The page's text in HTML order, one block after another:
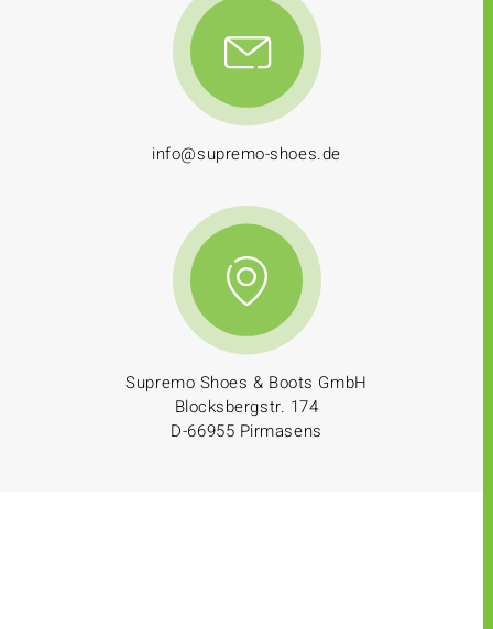
info@supremo-shoes.de
Supremo Shoes & Boots GmbH
Blocksbergstr. 174
D-66955 Pirmasens